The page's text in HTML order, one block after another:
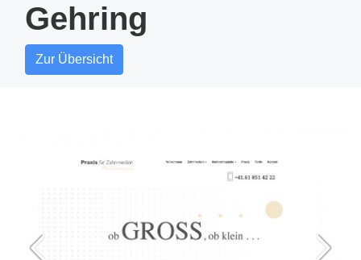
Gehring
Zur Übersicht